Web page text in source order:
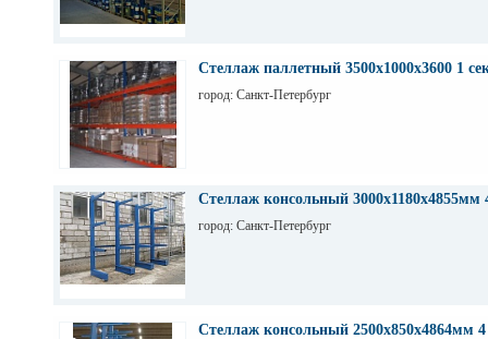
Стеллаж паллетный 3500х1000х3600 1
город: Санкт-Петербург
Стеллаж консольный 3000х1180х4855мм
город: Санкт-Петербург
Стеллаж консольный 2500х850х4864мм